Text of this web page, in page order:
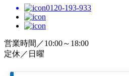
0120-193-933
営業時間／10:00～18:00
定休／日曜